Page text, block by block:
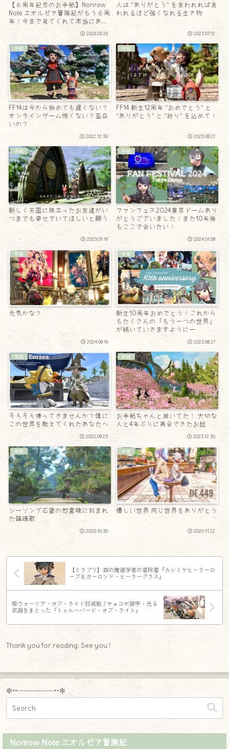
【６周年記念のお手紙】Norirow
Note エオルゼア冒険記がもう６周
年！今まで見てくれて本当にあり
がとう！
2026.05.26
人は “ありがとう” を言われれば言
われるほど強くなれる生き物
2023.07.12
手紙
FF14は今から始めても遅くない？
オンラインゲーム怖くない？面白
いの？
2022.12.30
手紙
FF14 新生12周年 “おめでとう” と
“ありがとう” と “祈り” を込めて！
2025.08.27
手紙
新しく天国に旅立ったお友達がい
つまでも幸せでいてほしいと願う
2025.01.19
手紙
ファンフェス2024東京ドームあり
がとうございました！また10年後
もここで会いたい！
2024.01.09
手紙
元気かな？
2024.06.16
手紙
新生10周年おめでとう！これから
もたくさんの「もう一つの世界」
が続いていきますようにー
2023.08.27
手紙
そろそろ帰ってきませんか？僕に
この世界を教えてくれたあなたへ
2022.09.25
手紙
お手紙ちゃんと届いてた！ 大切な
人と4年ぶりに再会できたお話
2023.12.30
手紙
シーソング石窟の慰霊碑に刻まれ
た鎮魂歌
2020.10.30
手紙
優しい世界 同じ世界をありがとう
2020.11.22
【ミラプリ】森の魔道学者の普段着『カシミヤヒーラーロ
ーブ＆ガーロンド・ヒーラーグラス』
極ウォーリア・オブ・ライト討滅戦 / チョコボ装甲・光る
武器をまとった『トゥルーバード・オブ・ライト』
Thank you for reading. See you !
✼••┈┈┈┈┈┈┈┈┈••✼
Norirow Note エオルゼア冒険記